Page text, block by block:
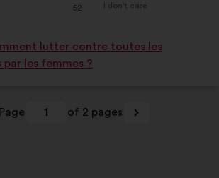
52
as:
I don't care
:times
lutter contre toutes les
par les femmes ?
Page 1 of 2 pages